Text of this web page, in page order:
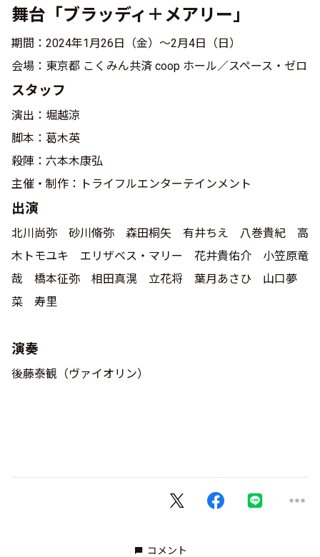
舞台「ブラッディ＋メアリー」
期間：2024年1月26日（金）～2月4日（日）
会場：東京都 こくみん共済 coop ホール／スペース・ゼロ
スタッフ
演出：堀越涼
脚本：葛木英
殺陣：六本木康弘
主催・制作：トライフルエンターテインメント
出演
北川尚弥 砂川脩弥 森田桐矢 有井ちえ 八巻貴紀 高
木トモユキ エリザベス・マリー 花井貴佑介 小笠原竜
哉 橋本征弥 相田真滉 立花将 葉月あさひ 山口夢
菜 寿里
演奏
後藤泰観（ヴァイオリン）
コメント